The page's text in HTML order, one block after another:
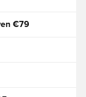
€79